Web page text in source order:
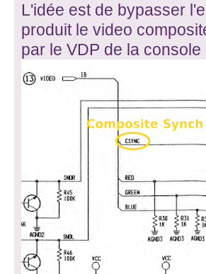
L'idée est de bypasser
produit le video
par le VDP de la